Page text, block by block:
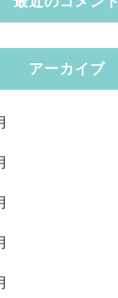
アーカイブ